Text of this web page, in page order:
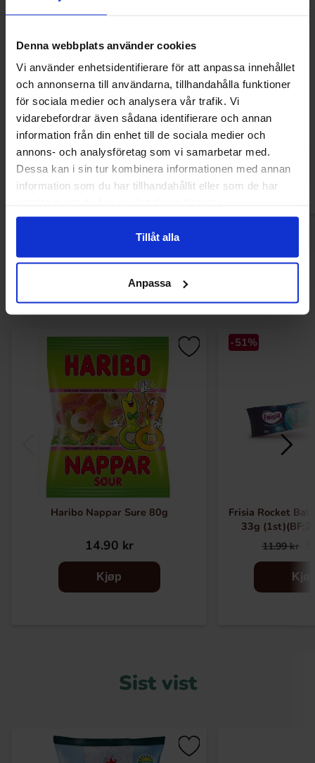
Denna webbplats använder cookies
Vi använder enhetsidentifierare för att anpassa innehållet
och annonserna till användarna, tillhandahålla funktioner
för sociala medier och analysera vår trafik. Vi
vidarebefordrar även sådana identifierare och annan
information från din enhet till de sociala medier och
annons- och analysföretag som vi samarbetar med.
Dessa kan i sin tur kombinera informationen med annan
information som du har tillhandahållit eller som de har
Tillåt alla
Anpassa
Haribo Kikkers 1kg
229.90 kr
Kjøp
Haribo Drop
Andre kjøpte også
Haribo Nappar Sure 80g
14.90 kr
Kjøp
-51%
Frisia Rocket
33g
11.99 kr
Sist vist